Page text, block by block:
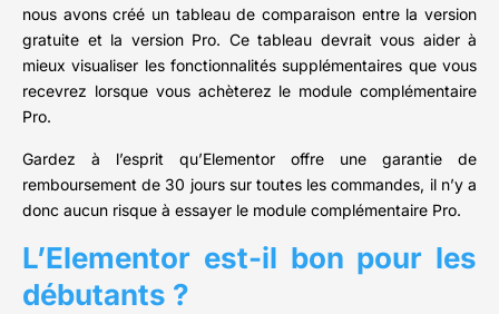
nous avons créé un tableau de comparaison entre la version
gratuite et la version Pro. Ce tableau devrait vous aider à
mieux visualiser les fonctionnalités supplémentaires que vous
recevrez lorsque vous achèterez le module complémentaire
Pro.
Gardez à l’esprit qu’Elementor offre une garantie de
remboursement de 30 jours sur toutes les commandes, il n’y a
donc aucun risque à essayer le module complémentaire Pro.
L’Elementor est-il bon pour les
débutants ?